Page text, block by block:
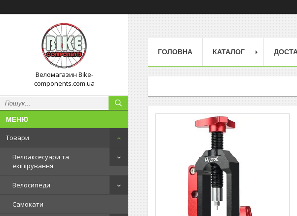
Веломагазин Bike-
components.com.ua
Товари
Велоаксесуари та
екіпірування
Велосипеди
Самокати
ГОЛОВНА КАТАЛОГ